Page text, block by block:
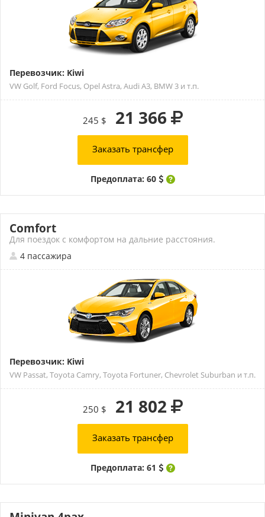
Перевозчик: Kiwi
VW Golf, Ford Focus, Opel Astra, Audi A3, BMW 3 и т.п.
245 $ 21 366
Заказать трансфер
Предоплата: 60
Comfort
Для поездок с комфортом на дальние расстояния.
4 пассажира
Перевозчик: Kiwi
VW Passat, Toyota Camry, Toyota Fortuner, Chevrolet Suburban и т.п.
250 $ 21 802
Заказать трансфер
Предоплата: 61